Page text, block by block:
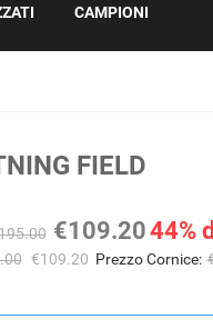
CAMPIONI
FIELD
€109.2044%
€109.20 Prezzo Cornice: